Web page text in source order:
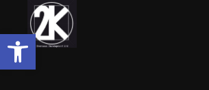
Open toolbar